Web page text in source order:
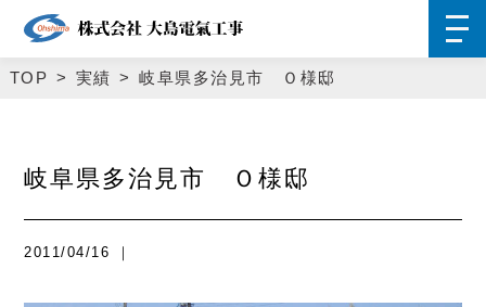
TOP 実績 岐阜県多治見市 Ｏ様邸
岐阜県多治見市 Ｏ様邸
2011/04/16 ｜